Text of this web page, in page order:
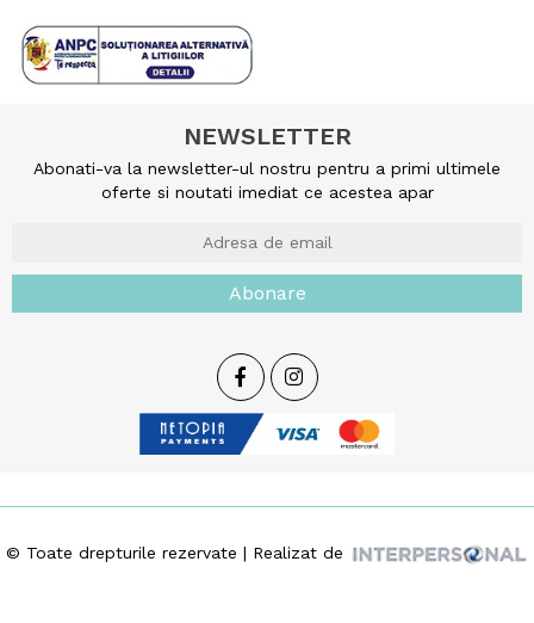
NEWSLETTER
Abonati-va la newsletter-ul nostru pentru a primi ultimele
oferte si noutati imediat ce acestea apar
Abonare
© Toate drepturile rezervate | Realizat de